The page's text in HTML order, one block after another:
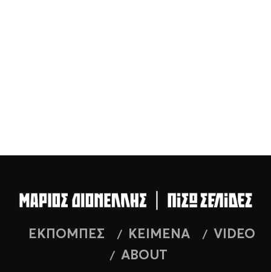
ΕΚΠΟΜΠΕΣ ΚΕΙΜΕΝΑ
VIDEO
ABOUT